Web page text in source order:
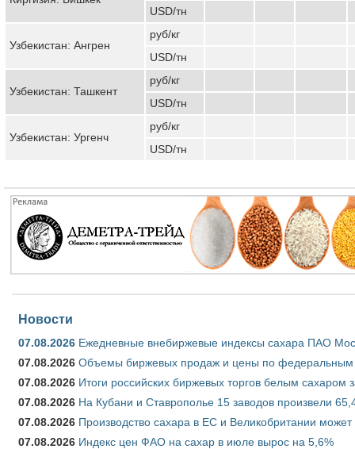
USD/тн
Узбекистан: Ангрен
руб/кг
USD/тн
Узбекистан: Ташкент
руб/кг
USD/тн
Узбекистан: Ургенч
руб/кг
USD/тн
Новости
07.08.2026 Ежедневные внебиржевые индексы сахара ПАО
07.08.2026 Объемы биржевых продаж и цены по федеральным
07.08.2026 Итоги российских биржевых торгов белым сахаром
07.08.2026 На Кубани и Ставрополье 15 заводов произвели
07.08.2026 Производство сахара в ЕС и Великобритании
07.08.2026 Индекс цен ФАО на сахар в июле вырос на 5,6%